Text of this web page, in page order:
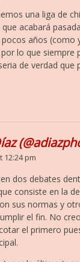
una liga de
acabará
años (como
lo que siempre
de verdad que
12:24 pm
dos debates
consiste en la
sus normas y
el fin. No
el primero